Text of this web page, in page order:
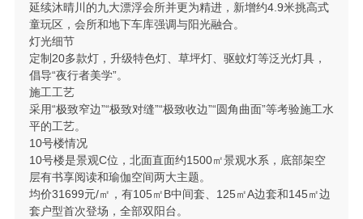
延续沐晴川的九大漂浮会所并更为精进，新增约4.9米挑高式
童玩区，会所和地下车库强调与阳光融合。
灯光细节
定制20多款灯，升级特色灯、草坪灯、驱蚊灯等泛光灯具，
倡导“夜行者美学”。
施工工艺
采用“极致窄边”“极致对缝”“极致收边”“圆角曲面”等考验施工水
平的工艺。
10号楼情况
10号楼是景观C位，北面直面约1500㎡景观水系，底部架空
层有书享阅读和瑜伽空间两大主题。
均价31699元/㎡，有105㎡B中间套、125㎡A边套和145㎡边
套户型首次登场，全部双阳台。